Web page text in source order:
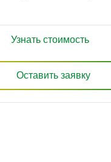
Узнать стоимость
Оставить заявку